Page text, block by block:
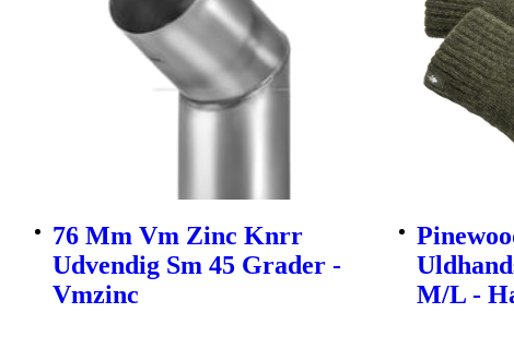
76 Mm Vm Zinc Knrr
Udvendig Sm 45 Grader -
Vmzinc
M/L -